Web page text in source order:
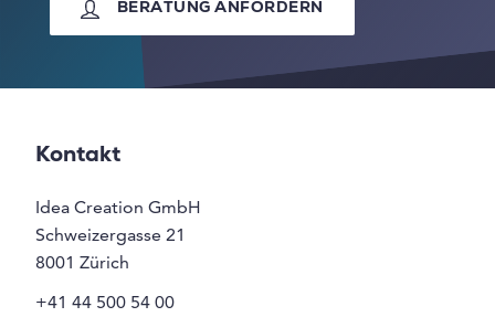
BERATUNG ANFORDERN
Kontakt
Idea Creation GmbH
Schweizergasse 21
8001 Zürich
+41 44 500 54 00